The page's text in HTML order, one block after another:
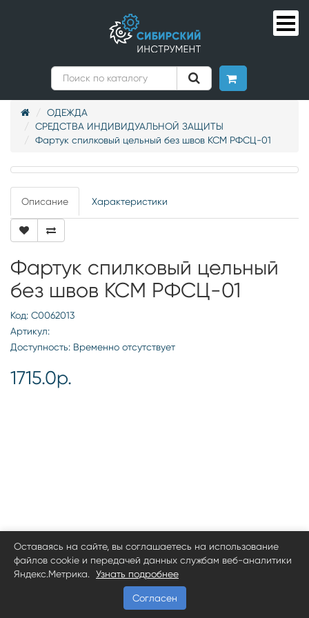
ОДЕЖДА
СРЕДСТВА ИНДИВИДУАЛЬНОЙ ЗАЩИТЫ
Фартук спилковый цельный без швов КСМ РФСЦ-01
Описание Характеристики
Фартук спилковый цельный
без швов КСМ РФСЦ-01
Код: С0062013
Артикул:
Доступность: Временно отсутствует
1715.0р.
Оставаясь на сайте, вы соглашаетесь на использование
файлов cookie и передачей данных службам веб-аналитики
Яндекс.Метрика.
Узнать подробнее
Согласен